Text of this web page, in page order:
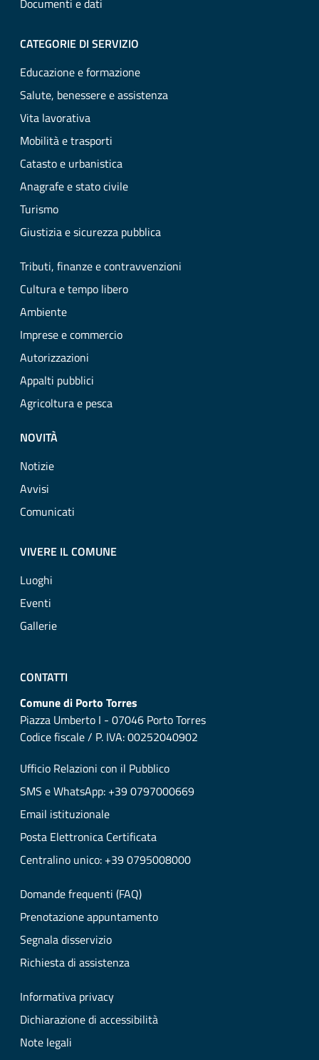
Documenti e dati
CATEGORIE DI SERVIZIO
Educazione e formazione
Salute, benessere e assistenza
Vita lavorativa
Mobilità e trasporti
Catasto e urbanistica
Anagrafe e stato civile
Turismo
Giustizia e sicurezza pubblica
Tributi, finanze e contravvenzioni
Cultura e tempo libero
Ambiente
Imprese e commercio
Autorizzazioni
Appalti pubblici
Agricoltura e pesca
NOVITÀ
Notizie
Avvisi
Comunicati
VIVERE IL COMUNE
Luoghi
Eventi
Gallerie
CONTATTI
Comune di Porto Torres
Piazza Umberto I - 07046 Porto Torres
Codice fiscale / P. IVA: 00252040902
Ufficio Relazioni con il Pubblico
SMS e WhatsApp: +39 0797000669
Email istituzionale
Posta Elettronica Certificata
Centralino unico: +39 0795008000
Domande frequenti (FAQ)
Prenotazione appuntamento
Segnala disservizio
Richiesta di assistenza
Informativa privacy
Dichiarazione di accessibilità
Note legali